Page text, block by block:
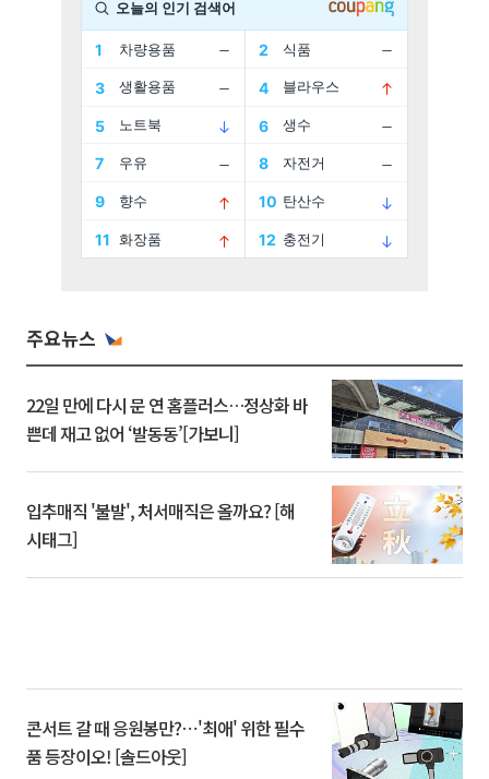
주요뉴스
22일 만에 다시 문 연 홈플러스…정상화 바
쁜데 재고 없어 ‘발동동’[가보니]
입추매직 '불발', 처서매직은 올까요? [해
시태그]
콘서트 갈 때 응원봉만?⋯'최애' 위한 필수
품 등장이오! [솔드아웃]